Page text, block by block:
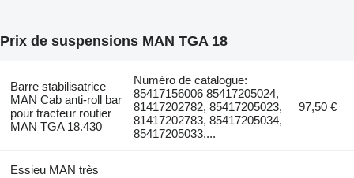
Prix de suspensions MAN TGA 18
Barre stabilisatrice
MAN Cab anti-roll bar
pour tracteur routier
MAN TGA 18.430
Numéro de catalogue:
85417156006 85417205024,
81417202782, 85417205023,
81417202783, 85417205034,
85417205033,...
97,50 €
Essieu MAN très